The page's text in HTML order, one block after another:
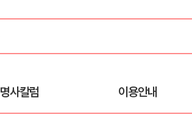
명사칼럼 이용안내